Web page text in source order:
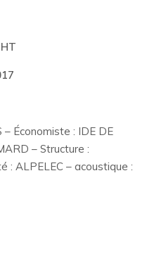
Économiste : IDE DE
– Structure :
: ALPELEC – acoustique :